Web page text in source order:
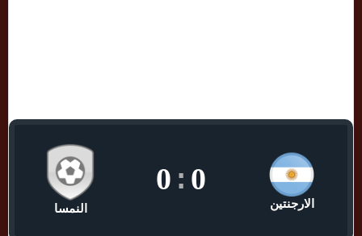
الارجنتين
0
:
0
النمسا